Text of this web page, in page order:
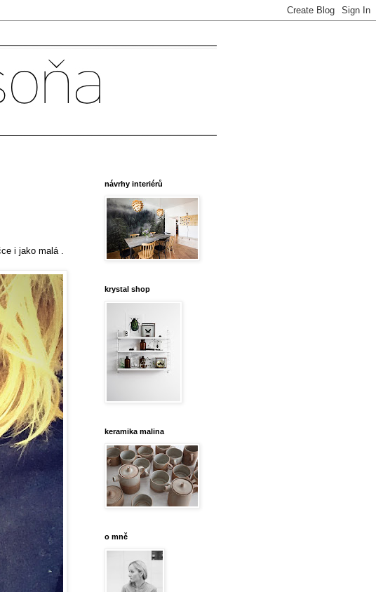
i jako malá .
návrhy interiérů
krystal shop
keramika malina
o mně